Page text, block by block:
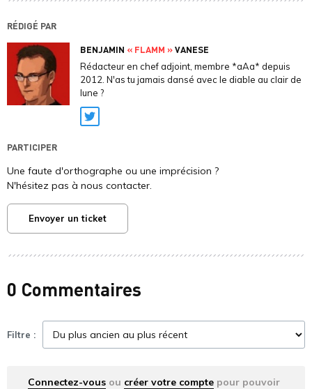
RÉDIGÉ PAR
BENJAMIN « FLAMM »VANESE
Rédacteur en chef adjoint, membre *aAa* depuis
2012. N'as tu jamais dansé avec le diable au clair de
lune ?
Twitter
PARTICIPER
Une faute d'orthographe ou une imprécision ?
N'hésitez pas à nous contacter.
Envoyer un ticket
0 Commentaires
Filtre :
Connectez-vous ou créer votre compte pour pouvoir